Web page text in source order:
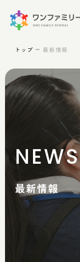
トップ 最新情報
NEWS
最新情報